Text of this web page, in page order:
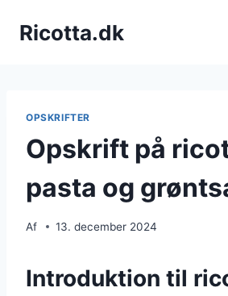
Ricotta.dk
OPSKRIFTER
Opskrift på
pasta og
Af 13. december 2024
Introduktion til